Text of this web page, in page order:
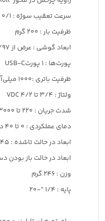
سرعت تعقیب سوژه : 0/1 تا ۰/۳ درجه بر ثانیه
ظرفیت بار : ۲۰۰ گرم
ابعاد گوشی : عرض از ۱/۹۷ اینچ تا ۳/۵۴ اینچ
پورت‌ها : 1 پورتUSB-C
ظرفیت باتری :۱۰۰۰ میلی‌آمپر (۵/۵ ساعت)
ولتاژ : ۳/۴ تا ۴/۲ VDC
شدت جریان : ۲۲۰ تا ۳۰۰۰ میلی‌آمپر
دمای عملکردی : ۰ تا ۴۰ درجه سانتی‌گراد
ابعاد در حالت تاشده : 145×65×56 میلی‌متر
ابعاد در حالت باز بودن دسته سلفی
وزن : ۲۴۶ گرم
پایه : 1/4 “-20